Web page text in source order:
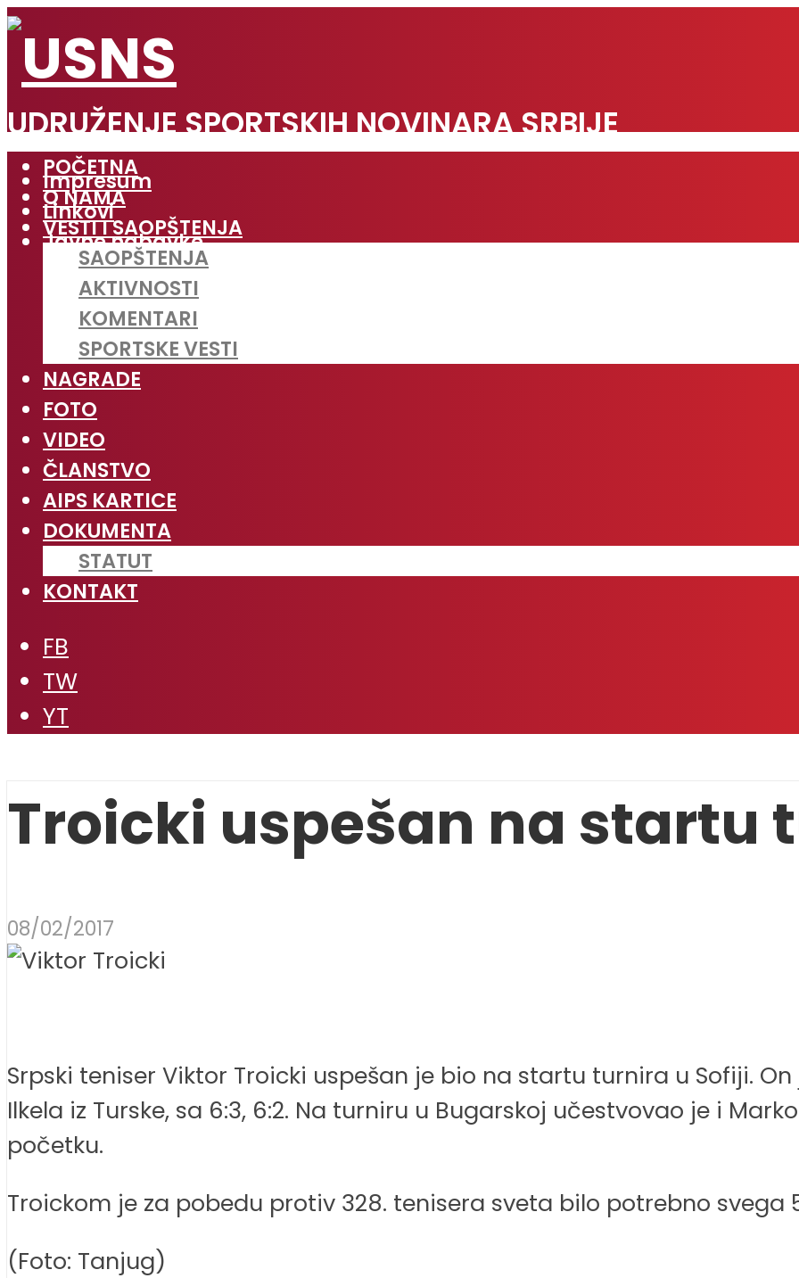
UDRUŽENJE SPORTSKIH NOVINARA SRBIJE
Impresum
Linkovi
Javne nabavke
POČETNA
O NAMA
VESTI I SAOPŠTENJA
SAOPŠTENJA
AKTIVNOSTI
KOMENTARI
SPORTSKE VESTI
NAGRADE
FOTO
VIDEO
ČLANSTVO
AIPS KARTICE
DOKUMENTA
STATUT
KONTAKT
FB
TW
YT
Troicki uspešan na startu
08/02/2017
Srpski teniser Viktor Troicki uspešan je bio na startu turnira u Sofiji.
Ilkela iz Turske, sa 6:3, 6:2. Na turniru u Bugarskoj učestvovao je i
početku.
Troickom je za pobedu protiv 328. tenisera sveta bilo potrebno svega
(Foto: Tanjug)